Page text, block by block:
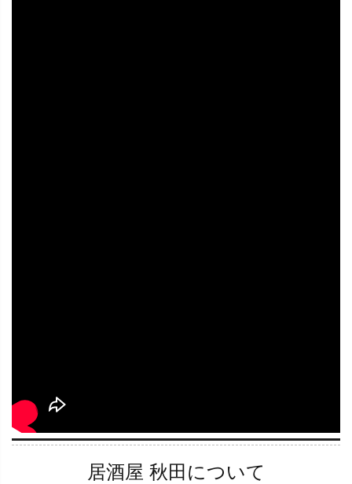
居酒屋 秋田について